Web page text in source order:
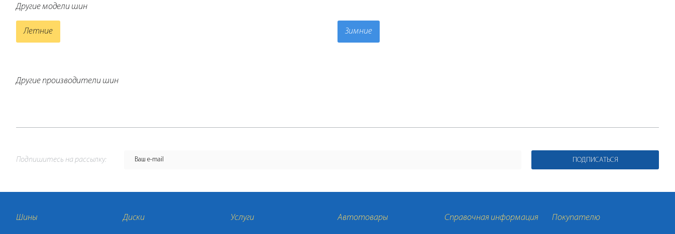
Другие модели шин
Летние Зимние
Другие производители шин
Подпишитесь на рассылку: ПОДПИСАТЬСЯ
Шины Диски Услуги Автотовары Справочная информация Покупателю